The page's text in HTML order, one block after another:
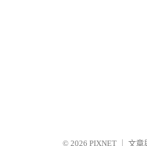
© 2026 PIXNET 文章